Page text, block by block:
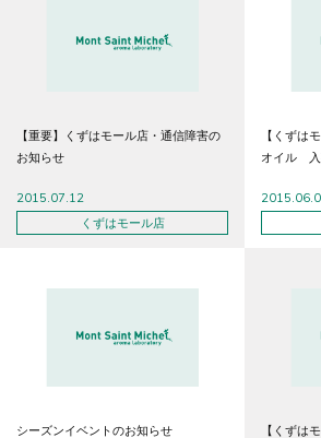
【重要】くずはモール店・通信障害の
お知らせ
2015.07.12
くずはモール店
【くずは
オイル
シーズンイベントのお知らせ 【くずは